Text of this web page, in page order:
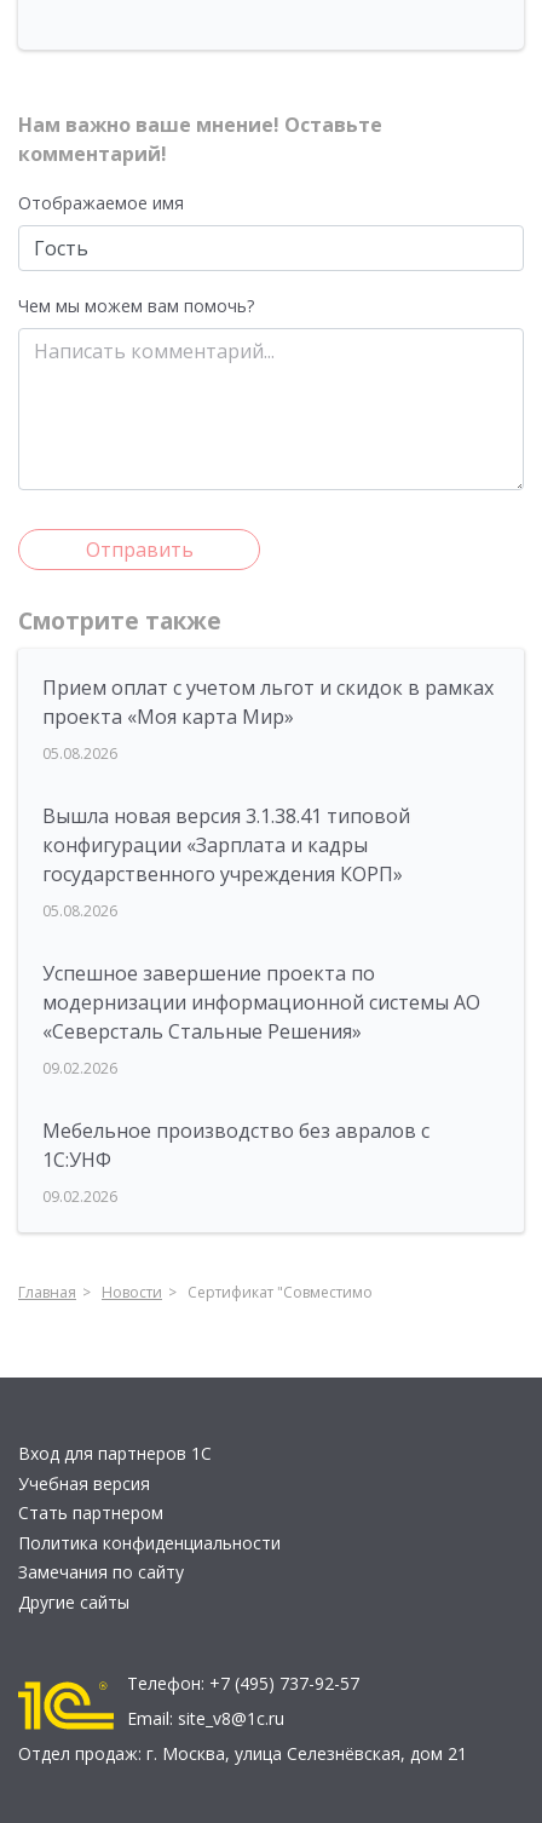
Нам важно ваше мнение! Оставьте
комментарий!
Отображаемое имя
Чем мы можем вам помочь?
Отправить
Смотрите также
Прием оплат с учетом льгот и скидок в рамках
проекта «Моя карта Мир»
05.08.2026
Вышла новая версия 3.1.38.41 типовой
конфигурации «Зарплата и кадры
государственного учреждения КОРП»
05.08.2026
Успешное завершение проекта по
модернизации информационной системы АО
«Северсталь Стальные Решения»
09.02.2026
Мебельное производство без авралов с
1С:УНФ
09.02.2026
Главная Новости Сертификат "Совместимо
Вход для партнеров 1С
Учебная версия
Стать партнером
Политика конфиденциальности
Замечания по сайту
Другие сайты
Телефон: +7 (495) 737-92-57
Email: site_v8@1c.ru
Отдел продаж: г. Москва, улица Селезнёвская, дом 21